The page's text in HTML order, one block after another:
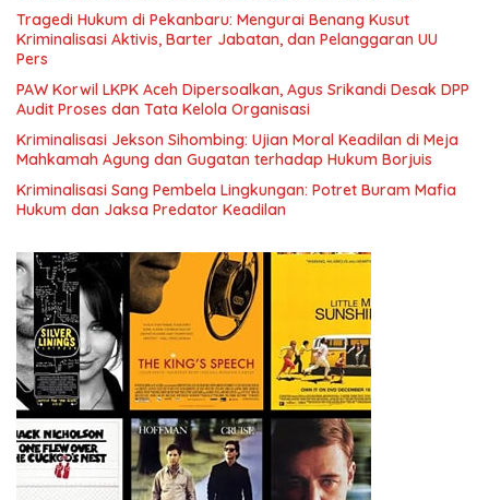
Tragedi Hukum di Pekanbaru: Mengurai Benang Kusut
Kriminalisasi Aktivis, Barter Jabatan, dan Pelanggaran UU
Pers
PAW Korwil LKPK Aceh Dipersoalkan, Agus Srikandi Desak DPP
Audit Proses dan Tata Kelola Organisasi
Kriminalisasi Jekson Sihombing: Ujian Moral Keadilan di Meja
Mahkamah Agung dan Gugatan terhadap Hukum Borjuis
Kriminalisasi Sang Pembela Lingkungan: Potret Buram Mafia
Hukum dan Jaksa Predator Keadilan